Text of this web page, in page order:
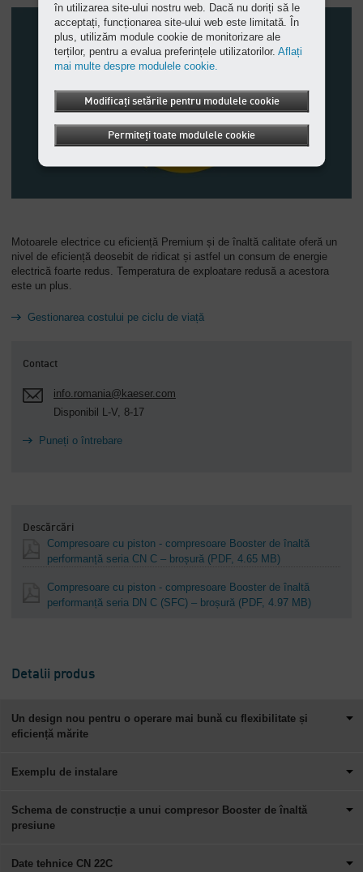
Motoarele electrice cu eficiență Premium și de înaltă calitate oferă un
nivel de eficiență deosebit de ridicat și astfel un consum de energie
electrică foarte redus. Temperatura de exploatare redusă a acestora
este un plus.
Gestionarea costului pe ciclu de viață
Contact
info.romania@kaeser.com
Disponibil L-V, 8-17
Puneți o întrebare
Descărcări
Compresoare cu piston - compresoare Booster de înaltă
performanță seria CN C – broșură (PDF, 4.65 MB)
Compresoare cu piston - compresoare Booster de înaltă
performanță seria DN C (SFC) – broșură (PDF, 4.97 MB)
Detalii produs
Un design nou pentru o operare mai bună cu flexibilitate și
eficiență mărite
Exemplu de instalare
Schema de construcție a unui compresor Booster de înaltă
presiune
Date tehnice CN 22C
în utilizarea site-ului nostru web. Dacă nu doriți să le
acceptați, funcționarea site-ului web este limitată. În
plus, utilizăm module cookie de monitorizare ale
terților, pentru a evalua preferințele utilizatorilor.Aflați
mai multe despre modulele cookie.
Modificați setările pentru modulele cookie
Permiteți toate modulele cookie